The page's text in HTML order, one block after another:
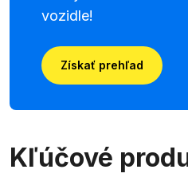
vozidle!
Získať prehľad
Kľúčové